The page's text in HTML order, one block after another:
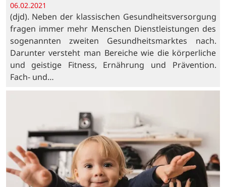
06.02.2021
(djd). Neben der klassischen Gesundheitsversorgung
fragen immer mehr Menschen Dienstleistungen des
sogenannten zweiten Gesundheitsmarktes nach.
Darunter versteht man Bereiche wie die körperliche
und geistige Fitness, Ernährung und Prävention.
Fach- und…